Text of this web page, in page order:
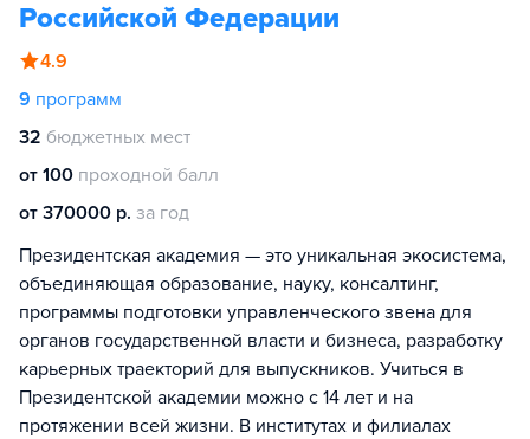
Российской Федерации
4.9
9 программ
32 бюджетных мест
от 100 проходной балл
от 370000 р. за год
Президентская академия — это уникальная экосистема,
объединяющая образование, науку, консалтинг,
программы подготовки управленческого звена для
органов государственной власти и бизнеса, разработку
карьерных траекторий для выпускников. Учиться в
Президентской академии можно с 14 лет и на
протяжении всей жизни. В институтах и филиалах